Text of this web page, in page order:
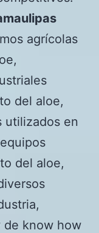
agrícolas
del aloe,
utilizados en
del aloe,
de know how